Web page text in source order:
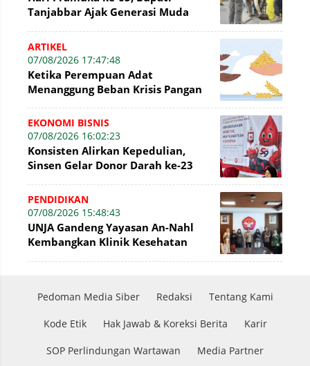
Tanjabbar Ajak Generasi Muda
Nyata
ARTIKEL
07/08/2026 17:47:48
Ketika Perempuan Adat
Menanggung Beban Krisis Pangan
EKONOMI BISNIS
07/08/2026 16:02:23
Konsisten Alirkan Kepedulian,
Sinsen Gelar Donor Darah ke-23
Sinsen
PENDIDIKAN
07/08/2026 15:48:43
UNJA Gandeng Yayasan An-Nahl
Kembangkan Klinik Kesehatan
Pedoman Media Siber Redaksi Tentang Kami
Kode Etik Hak Jawab & Koreksi Berita Karir
SOP Perlindungan Wartawan Media Partner